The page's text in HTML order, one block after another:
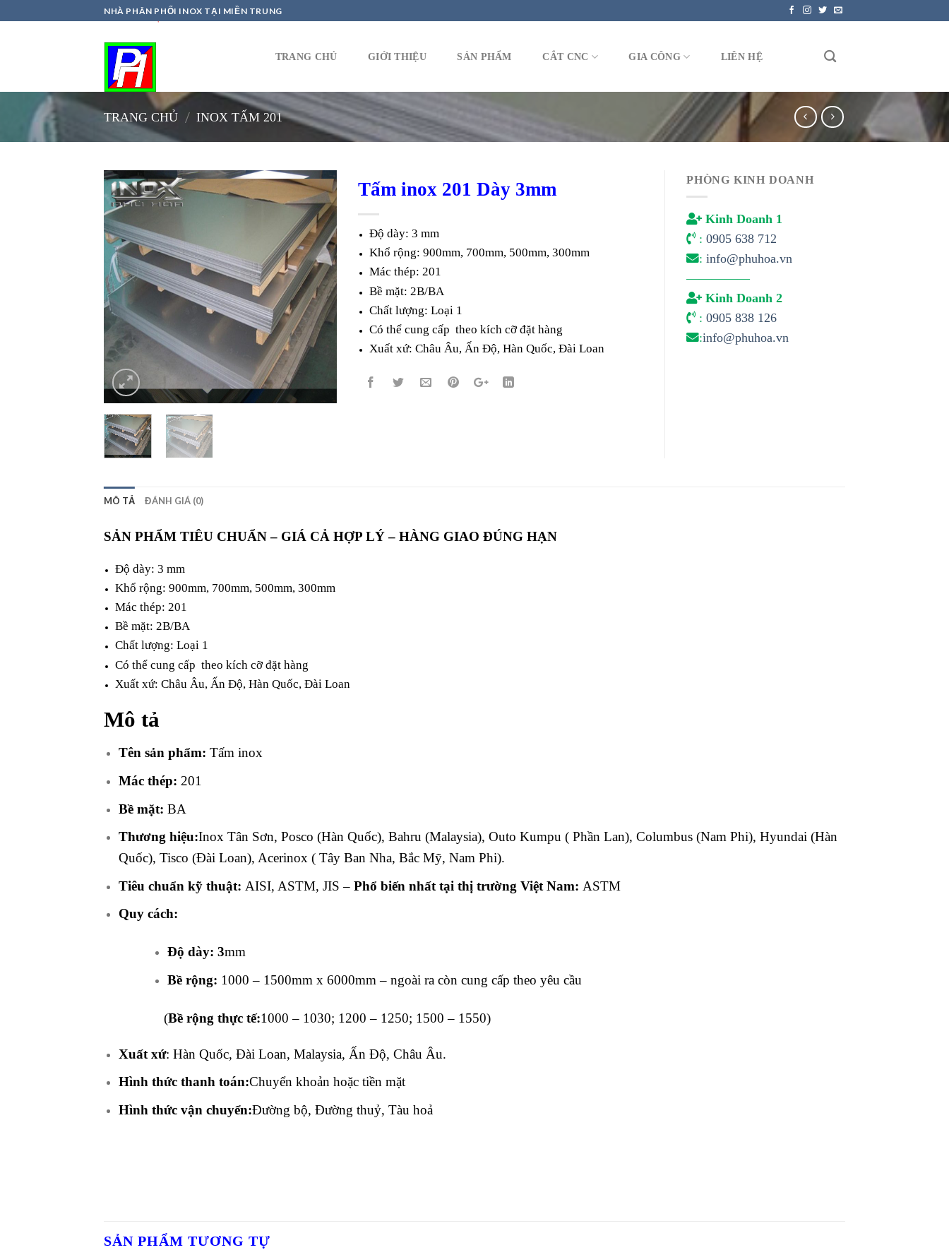
to
NHÀ PHÂN PHỐI INOX TẠI MIỀN TRUNG
TRANG CHỦ GIỚI THIỆU SẢN PHẨM CẮT CNC GIA CÔNG LIÊN HỆ
TRANG CHỦ / INOX TẤM 201
Tấm inox 201 Dày 3mm
Độ dày: 3 mm
Khổ rộng: 900mm, 700mm, 500mm, 300mm
Mác thép: 201
Bề mặt: 2B/BA
Chất lượng: Loại 1
Có thể cung cấp theo kích cỡ đặt hàng
Xuất xứ: Châu Âu, Ấn Độ, Hàn Quốc, Đài Loan
PHÒNG KINH DOANH
Kinh Doanh 1
: 0905 638 712
: info@phuhoa.vn
—————
Kinh Doanh 2
: 0905 838 126
:info@phuhoa.vn
MÔ TẢ ĐÁNH GIÁ (0)
SẢN PHẨM TIÊU CHUẨN – GIÁ CẢ HỢP LÝ – HÀNG GIAO ĐÚNG HẠN
Độ dày: 3 mm
Khổ rộng: 900mm, 700mm, 500mm, 300mm
Mác thép: 201
Bề mặt: 2B/BA
Chất lượng: Loại 1
Có thể cung cấp theo kích cỡ đặt hàng
Xuất xứ: Châu Âu, Ấn Độ, Hàn Quốc, Đài Loan
Mô tả
Tên sản phẩm: Tấm inox
Mác thép: 201
Bề mặt: BA
Thương hiệu:Inox Tân Sơn, Posco (Hàn Quốc), Bahru (Malaysia), Outo Kumpu ( Phần Lan), Columbus (Nam Phi), Hyundai (Hàn
Quốc), Tisco (Đài Loan), Acerinox ( Tây Ban Nha, Bắc Mỹ, Nam Phi).
Tiêu chuẩn kỹ thuật: AISI, ASTM, JIS – Phổ biến nhất tại thị trường Việt Nam: ASTM
Quy cách:
Độ dày: 3mm
Bề rộng: 1000 – 1500mm x 6000mm – ngoài ra còn cung cấp theo yêu cầu
(Bề rộng thực tế:1000 – 1030; 1200 – 1250; 1500 – 1550)
Xuất xứ: Hàn Quốc, Đài Loan, Malaysia, Ấn Độ, Châu Âu.
Hình thức thanh toán:Chuyển khoản hoặc tiền mặt
Hình thức vận chuyển:Đường bộ, Đường thuỷ, Tàu hoả
SẢN PHẨM TƯƠNG TỰ